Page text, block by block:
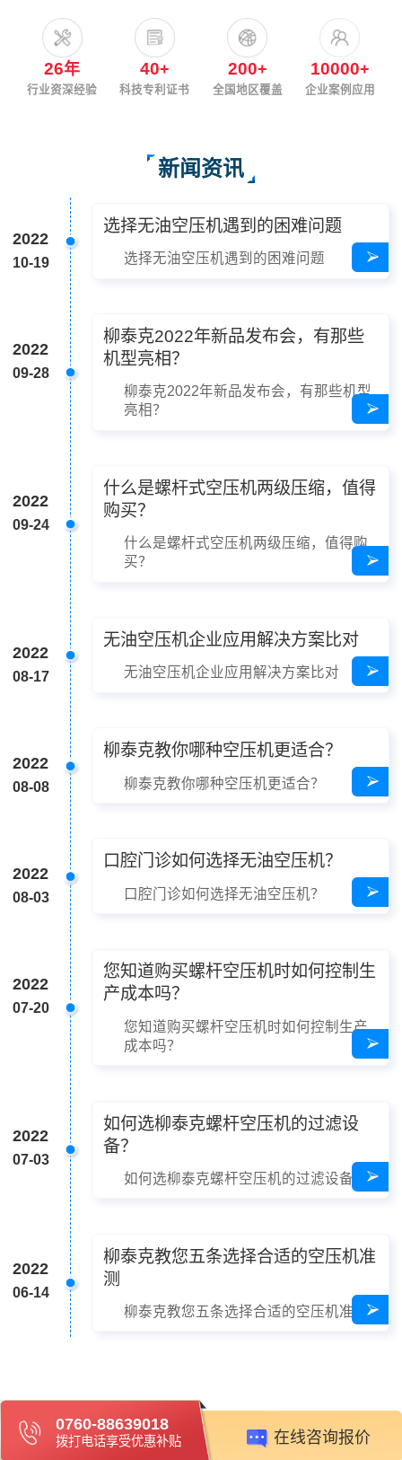
26年
行业资深经验
40+
科技专利证书
200+
全国地区覆盖
10000+
企业案例应用
新闻资讯
2022
10-19
选择无油空压机遇到的困难问题
选择无油空压机遇到的困难问题
2022
09-28
柳泰克2022年新品发布会，有那些
机型亮相？
柳泰克2022年新品发布会，有那些机型
亮相？
2022
09-24
什么是螺杆式空压机两级压缩，值得
购买？
什么是螺杆式空压机两级压缩，值得购
买？
2022
08-17
无油空压机企业应用解决方案比对
无油空压机企业应用解决方案比对
2022
08-08
柳泰克教你哪种空压机更适合？
柳泰克教你哪种空压机更适合？
2022
08-03
口腔门诊如何选择无油空压机？
口腔门诊如何选择无油空压机？
2022
07-20
您知道购买螺杆空压机时如何控制生
产成本吗？
您知道购买螺杆空压机时如何控制生产
成本吗？
2022
07-03
如何选柳泰克螺杆空压机的过滤设
备？
如何选柳泰克螺杆空压机的过滤设备？
2022
06-14
柳泰克教您五条选择合适的空压机准
测
柳泰克教您五条选择合适的空压机准测
0760-88639018
拨打电话享受优惠补贴 在线咨询报价